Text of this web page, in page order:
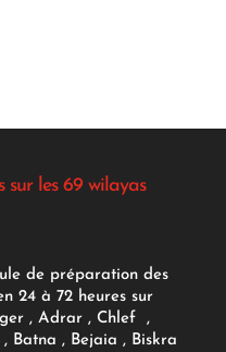
sur les 69 wilayas
de préparation des
24 à 72 heures sur
, Adrar, Chlef ,
Batna , Bejaia , Biskra